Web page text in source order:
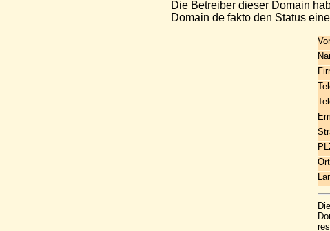
Die Betreiber dieser Domain
Domain de fakto den Status
Ort